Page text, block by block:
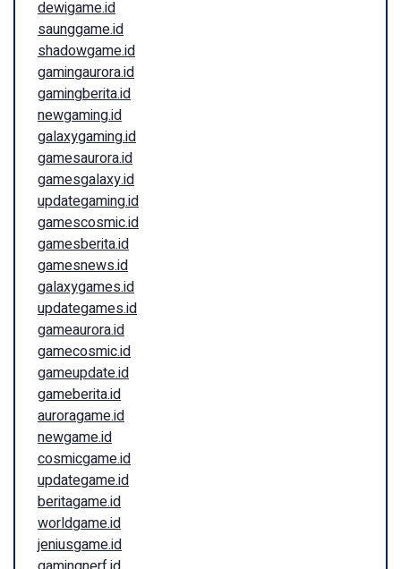
dewigame.id
saunggame.id
shadowgame.id
gamingaurora.id
gamingberita.id
newgaming.id
galaxygaming.id
gamesaurora.id
gamesgalaxy.id
updategaming.id
gamescosmic.id
gamesberita.id
gamesnews.id
galaxygames.id
updategames.id
gameaurora.id
gamecosmic.id
gameupdate.id
gameberita.id
auroragame.id
newgame.id
cosmicgame.id
updategame.id
beritagame.id
worldgame.id
jeniusgame.id